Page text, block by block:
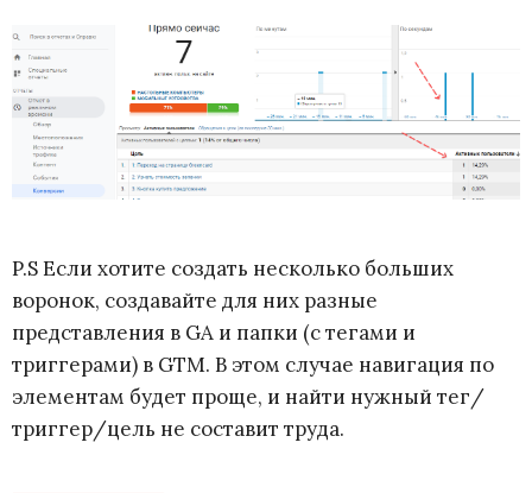
P.S Если хотите создать несколько больших
воронок, создавайте для них разные
представления в GA и папки (с тегами и
триггерами) в GTM. В этом случае навигация по
элементам будет проще, и найти нужный тег/
триггер/цель не составит труда.